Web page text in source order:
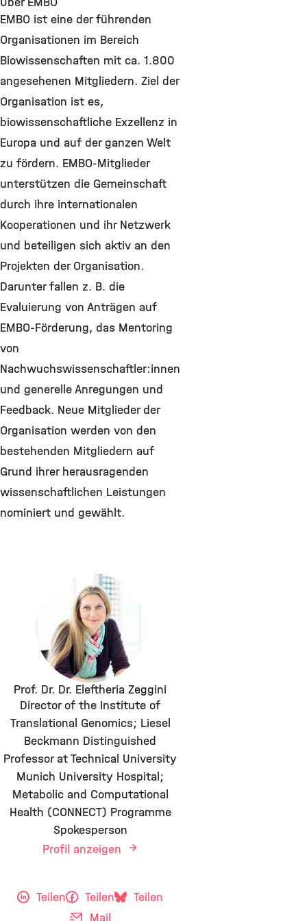
EMBO ist eine der führenden
Organisationen im Bereich
Biowissenschaften mit ca. 1.800
angesehenen Mitgliedern. Ziel der
Organisation ist es,
biowissenschaftliche Exzellenz in
Europa und auf der ganzen Welt
zu fördern. EMBO-Mitglieder
unterstützen die Gemeinschaft
durch ihre internationalen
Kooperationen und ihr Netzwerk
und beteiligen sich aktiv an den
Projekten der Organisation.
Darunter fallen z. B. die
Evaluierung von Anträgen auf
EMBO-Förderung, das Mentoring
von
Nachwuchswissenschaftler:innen
und generelle Anregungen und
Feedback. Neue Mitglieder der
Organisation werden von den
bestehenden Mitgliedern auf
Grund ihrer herausragenden
wissenschaftlichen Leistungen
nominiert und gewählt.
Prof. Dr. Dr. Eleftheria Zeggini
Director of the Institute of
Translational Genomics; Liesel
Beckmann Distinguished
Professor at Technical University
Munich University Hospital;
Metabolic and Computational
Health (CONNECT) Programme
Spokesperson
Profil anzeigen
Teilen Teilen
Teilen
Mail